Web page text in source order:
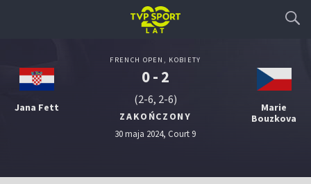
Jana Fett
FRENCH OPEN, KOBIETY
0 - 2
(2-6, 2-6)
ZAKOŃCZONY
30 maja 2024, Court 9
Marie
Bouzkova